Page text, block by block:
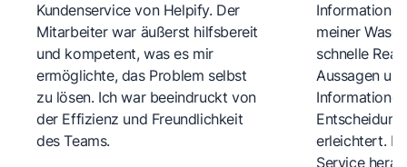
Kundenservice von Helpify. Der
Mitarbeiter war äußerst hilfsbereit
und kompetent, was es mir
ermöglichte, das Problem selbst
zu lösen. Ich war beeindruckt von
der Effizienz und Freundlichkeit
des Teams.
meiner
schnelle
Aussagen
erleichtert.
Service